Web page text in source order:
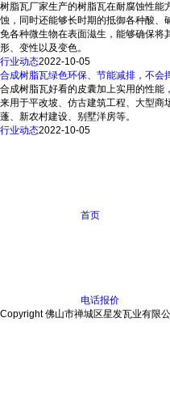
树脂瓦厂家生产的树脂瓦在耐腐蚀性能
蚀，同时还能够长时期的抵御各种酸、
免各种微生物在表面滋生，能够确保将
形、变性以及变色。
行业动态2022-10-05
合成树脂瓦绿色环保、节能减排，不会
合成树脂瓦好看的皮囊加上实用的性能
来用于平改坡、仿古建筑工程、大型商
蓬、新农村建设、别墅洋房等。
行业动态2022-10-05
首页
电话报价
Copyright 佛山市禅城区星发瓦业有限